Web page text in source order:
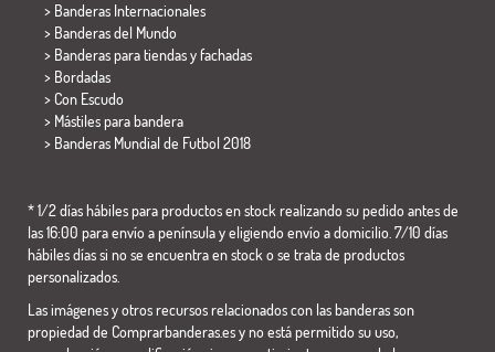
> Banderas Internacionales
> Banderas del Mundo
> Banderas para tiendas y fachadas
> Bordadas
> Con Escudo
> Mástiles para bandera
> Banderas Mundial de Futbol 2018
* 1/2 días hábiles para productos en stock realizando su pedido antes de
las 16:00 para envío a península y eligiendo envío a domicilio. 7/10 días
hábiles días si no se encuentra en stock o se trata de productos
personalizados.
Las imágenes y otros recursos relacionados con las banderas son
propiedad de Comprarbanderas.es y no está permitido su uso,